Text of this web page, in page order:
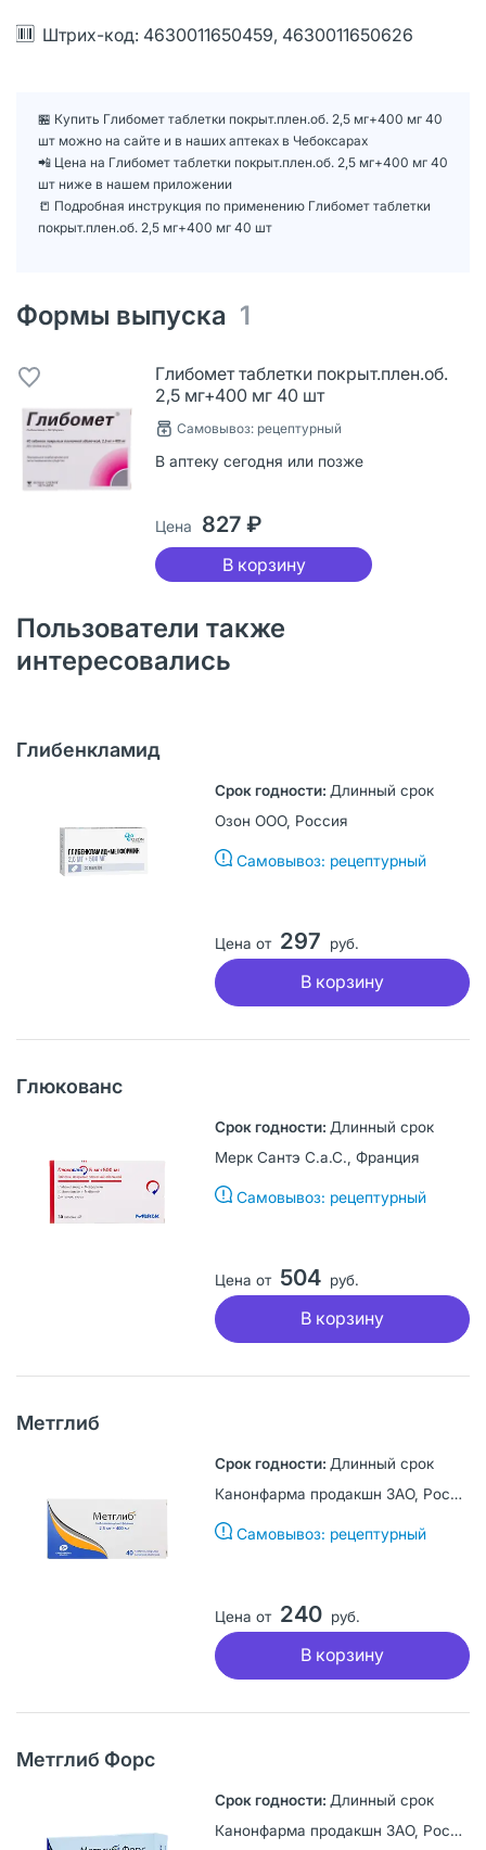
Штрих-код: 4630011650459, 4630011650626
🏪 Купить Глибомет таблетки покрыт.плен.об. 2,5 мг+400 мг 40
шт можно на сайте и в наших аптеках в Чебоксарах
📲 Цена на Глибомет таблетки покрыт.плен.об. 2,5 мг+400 мг 40
шт ниже в нашем приложении
📒 Подробная инструкция по применению Глибомет таблетки
покрыт.плен.об. 2,5 мг+400 мг 40 шт
Формы выпуска 1
Глибомет таблетки покрыт.плен.об.
2,5 мг+400 мг 40 шт
Самовывоз: рецептурный
В аптеку сегодня или позже
Цена 827 ₽
В корзину
Пользователи также
интересовались
Глибенкламид
Длинный срок
Озон ООО, Россия
Самовывоз: рецептурный
Цена от 297 руб.
В корзину
Глюкованс
Длинный срок
Мерк Сантэ С.а.С., Франция
Самовывоз: рецептурный
Цена от 504 руб.
В корзину
Метглиб
Длинный срок
Канонфарма продакшн ЗАО, Россия
Самовывоз: рецептурный
Цена от 240 руб.
В корзину
Метглиб Форс
Длинный срок
Канонфарма продакшн ЗАО, Россия